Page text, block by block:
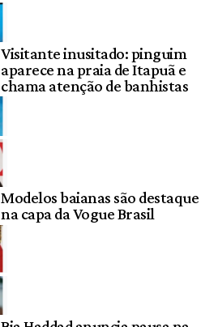
Visitante inusitado: pinguim
aparece na praia de Itapuã e
chama atenção de banhistas
Modelos baianas são destaque
na capa da Vogue Brasil